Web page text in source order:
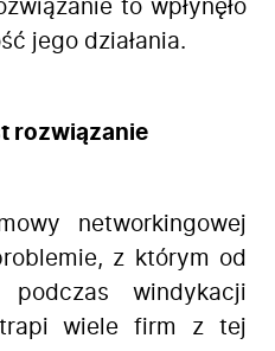
to wpłynęło
jego działania.
rozwiązanie
networkingowej
z którym od
windykacji
wiele firm z tej